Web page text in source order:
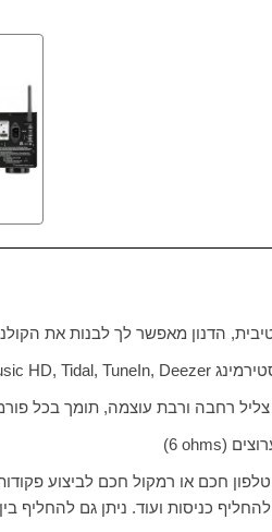
הדנון מאפשר לך לבנות את
HD, Tidal, TuneIn, Deezer
(
(6 ohms
חכם או רמקול חכם לביצוע
כניסות ועוד. ניתן גם להחליף